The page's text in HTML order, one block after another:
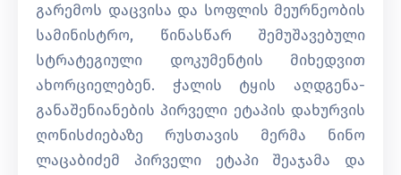
გარემოს დაცვისა და სოფლის მეურნეობის
სამინისტრო, წინასწარ შემუშავებული
სტრატეგიული დოკუმენტის მიხედვით
ახორციელებენ. ჭალის ტყის აღდგენა-
განაშენიანების პირველი ეტაპის დახურვის
ღონისძიებაზე რუსთავის მერმა ნინო
ლაცაბიძემ პირველი ეტაპი შეაჯამა და